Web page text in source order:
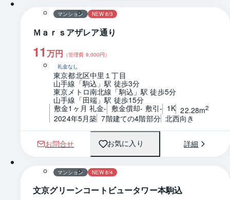
マンション NEW 8/3
Ｍａｒｓアザレア通り
11 万円 （管理費 9,000円）
礼金なし
東京都北区中里１丁目
山手線「駒込」駅 徒歩3分
東京メトロ南北線「駒込」駅 徒歩5分
山手線「田端」駅 徒歩15分
敷金1ヶ月 礼金- 敷金償却- 敷引- 1K 22.28m2
2024年5月築 7階建ての4階部分 北西向き
お問合せ お気に入り 詳細
1 / 0 間取り
マンション NEW 8/4
文京グリーンコートビュータワー本駒込